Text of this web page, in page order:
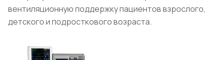
вентиляционную поддержку пациентов взрослого,
детского и подросткового возраста.